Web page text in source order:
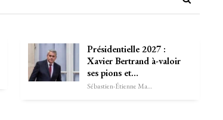
Présidentielle 2027 :
Xavier Bertrand à-valoir
ses pions et…
Sébastien-Étienne Marechal